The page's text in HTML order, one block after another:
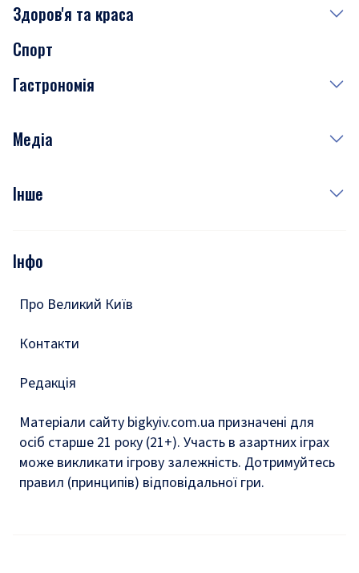
Сьогодні
Завтра
Субота
Здоров'я та краса
Медицина
Краса
Спорт
Гастрономія
Рецепти
Медіа
Фото
Подкасти
Інше
Тести
Інфо
Про Великий Київ
Контакти
Редакція
Матеріали сайту bigkyiv.com.ua призначені для
осіб старше 21 року (21+). Участь в азартних іграх
може викликати ігрову залежність. Дотримуйтесь
правил (принципів) відповідальної гри.